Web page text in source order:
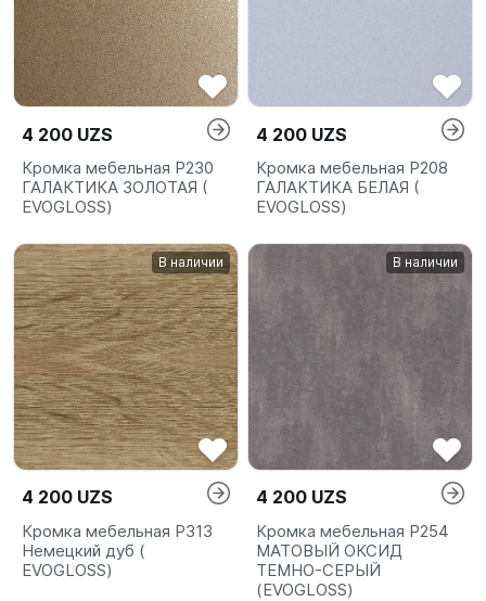
4 200 UZS
Кромка мебельная P230
ГАЛАКТИКА ЗОЛОТАЯ (
EVOGLOSS)
4 200 UZS
Кромка мебельная P208
ГАЛАКТИКА БЕЛАЯ (
EVOGLOSS)
В наличии
4 200 UZS
Кромка мебельная P313
Немецкий дуб (
EVOGLOSS)
В наличии
4 200 UZS
Кромка мебельная P254
МАТОВЫЙ ОКСИД
ТЕМНО-СЕРЫЙ
(EVOGLOSS)